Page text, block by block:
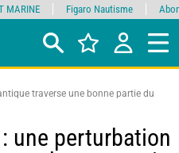
traverse une bonne partie du
une perturbation
MARINE Figaro Nautisme